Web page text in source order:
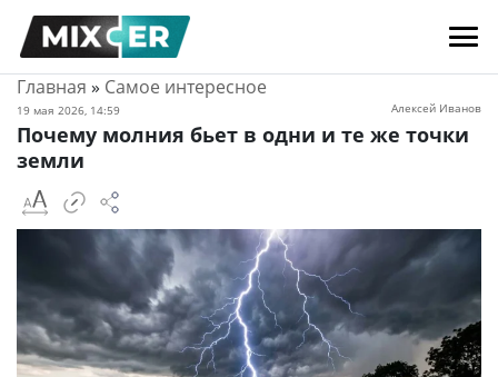
Главная » Самое интересное
19 мая 2026, 14:59 Алексей Иванов
Почему молния бьет в одни и те же точки
земли